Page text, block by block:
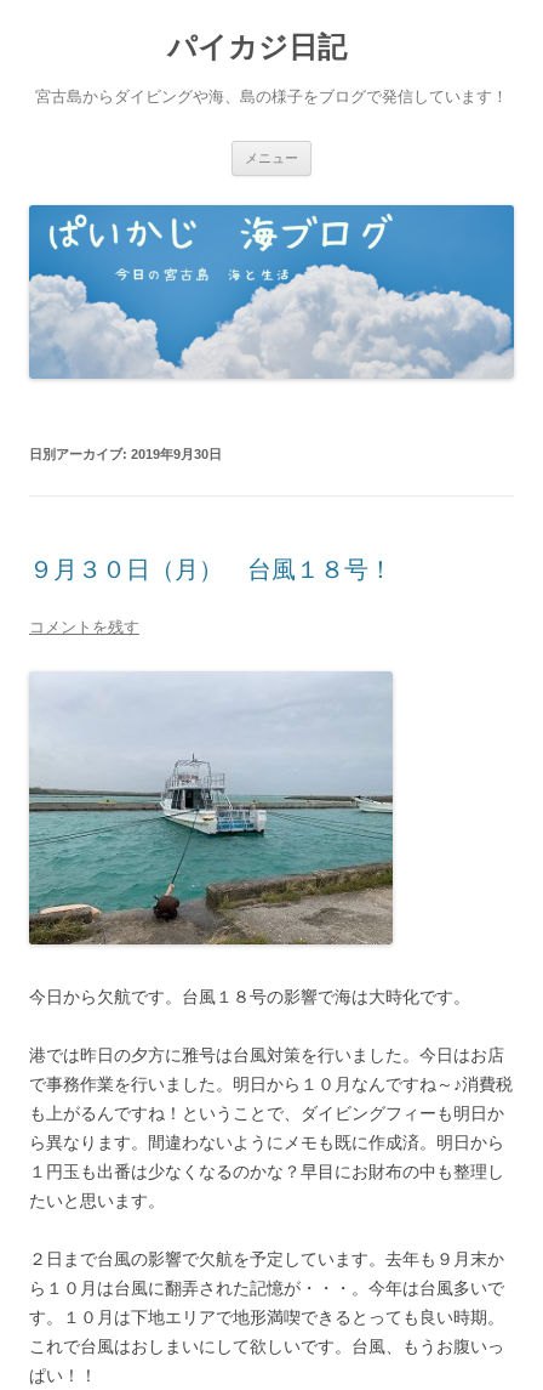
パイカジ日記
宮古島からダイビングや海、島の様子をブログで発信しています！
メニュー
ツ
へ
ス
キ
ッ
プ
日別アーカイブ: 2019年9月30日
９月３０日（月） 台風１８号！
コメントを残す
今日から欠航です。台風１８号の影響で海は大時化です。
港では昨日の夕方に雅号は台風対策を行いました。今日はお店
で事務作業を行いました。明日から１０月なんですね～♪消費税
も上がるんですね！ということで、ダイビングフィーも明日か
ら異なります。間違わないようにメモも既に作成済。明日から
１円玉も出番は少なくなるのかな？早目にお財布の中も整理し
たいと思います。
２日まで台風の影響で欠航を予定しています。去年も９月末か
ら１０月は台風に翻弄された記憶が・・・。今年は台風多いで
す。１０月は下地エリアで地形満喫できるとっても良い時期。
これで台風はおしまいにして欲しいです。台風、もうお腹いっ
ぱい！！